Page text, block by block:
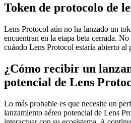
Token de protocolo de
Lens Protocol aún no ha lanzado un
encuentran en la etapa beta cerrada.
cuándo Lens Protocol estaría abierto al
¿Cómo recibir un
potencial de Lens
Lo más probable es que necesite un
lanzamiento aéreo potencial de Lens